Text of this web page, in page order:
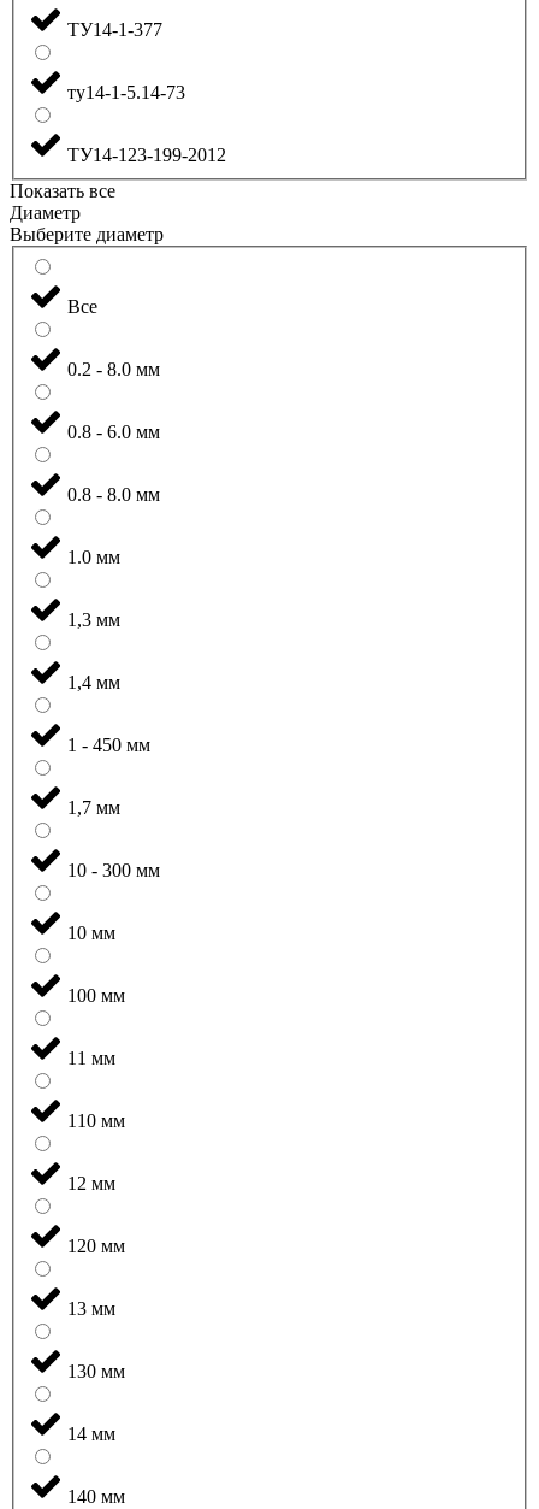
ТУ14-1-377
ту14-1-5.14-73
ТУ14-123-199-2012
Показать все
Диаметр
Выберите диаметр
Все
0.2 - 8.0 мм
0.8 - 6.0 мм
0.8 - 8.0 мм
1.0 мм
1,3 мм
1,4 мм
1 - 450 мм
1,7 мм
10 - 300 мм
10 мм
100 мм
11 мм
110 мм
12 мм
120 мм
13 мм
130 мм
14 мм
140 мм